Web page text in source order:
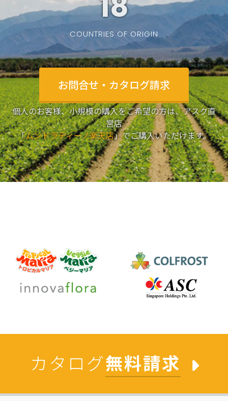
COUNTRIES OF ORIGIN
お問合せ・カタログ請求
個人のお客様、小規模の購入をご希望の方は、アスク直
営店
「ムンドラティーノ楽天店」でご購入いただけます。
カタログ無料請求